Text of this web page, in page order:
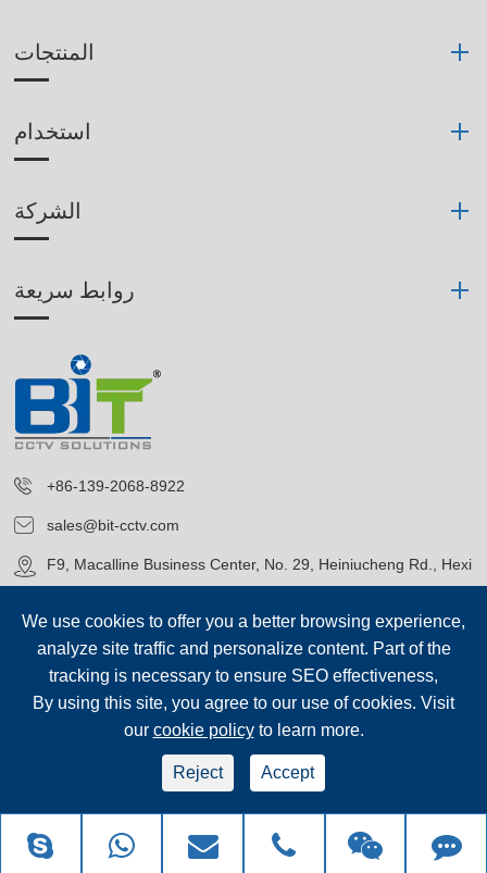
المنتجات
استخدام
الشركة
روابط سريعة
+86-139-2068-8922
sales@bit-cctv.com
F9, Macalline Business Center, No. 29, Heiniucheng Rd., Hexi
Blue Icon (Tianjin) Technology Co., Ltd.
خريطة الموقع سياسة الخصوصية
We use cookies to offer you a better browsing experience,
analyze site traffic and personalize content. Part of the
tracking is necessary to ensure SEO effectiveness,
By using this site, you agree to our use of cookies. Visit
our cookie policyto learn more.
Reject Accept